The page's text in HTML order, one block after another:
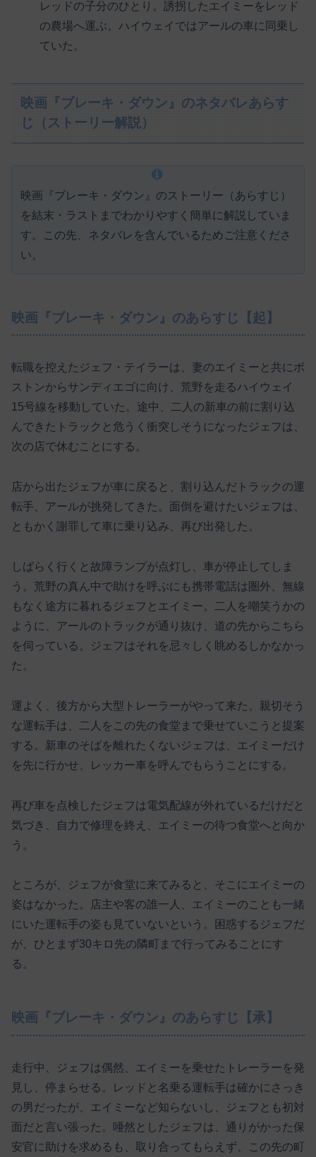
レッドの子分のひとり。誘拐したエイミーをレッド
の農場へ運ぶ。ハイウェイではアールの車に同乗し
ていた。
映画『ブレーキ・ダウン』のネタバレあらす
じ（ストーリー解説）
映画『ブレーキ・ダウン』のストーリー（あらすじ）
を結末・ラストまでわかりやすく簡単に解説していま
す。この先、ネタバレを含んでいるためご注意くださ
い。
映画『ブレーキ・ダウン』のあらすじ【起】
転職を控えたジェフ・テイラーは、妻のエイミーと共にボ
ストンからサンディエゴに向け、荒野を走るハイウェイ
15号線を移動していた。途中、二人の新車の前に割り込
んできたトラックと危うく衝突しそうになったジェフは、
次の店で休むことにする。
店から出たジェフが車に戻ると、割り込んだトラックの運
転手、アールが挑発してきた。面倒を避けたいジェフは、
ともかく謝罪して車に乗り込み、再び出発した。
しばらく行くと故障ランプが点灯し、車が停止してしま
う。荒野の真ん中で助けを呼ぶにも携帯電話は圏外、無線
もなく途方に暮れるジェフとエイミー。二人を嘲笑うかの
ように、アールのトラックが通り抜け、道の先からこちら
を伺っている。ジェフはそれを忌々しく眺めるしかなかっ
た。
運よく、後方から大型トレーラーがやって来た。親切そう
な運転手は、二人をこの先の食堂まで乗せていこうと提案
する。新車のそばを離れたくないジェフは、エイミーだけ
を先に行かせ、レッカー車を呼んでもらうことにする。
再び車を点検したジェフは電気配線が外れているだけだと
気づき、自力で修理を終え、エイミーの待つ食堂へと向か
う。
ところが、ジェフが食堂に来てみると、そこにエイミーの
姿はなかった。店主や客の誰一人、エイミーのことも一緒
にいた運転手の姿も見ていないという。困惑するジェフだ
が、ひとまず30キロ先の隣町まで行ってみることにす
る。
映画『ブレーキ・ダウン』のあらすじ【承】
走行中、ジェフは偶然、エイミーを乗せたトレーラーを発
見し、停まらせる。レッドと名乗る運転手は確かにさっき
の男だったが、エイミーなど知らないし、ジェフとも初対
面だと言い張った。唖然としたジェフは、通りがかった保
安官に助けを求めるも、取り合ってもらえず、この先の町